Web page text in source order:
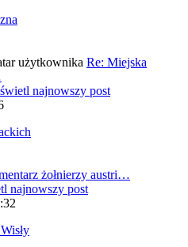
Re: Miejska
najnowszy post
żołnierzy austri…
najnowszy post